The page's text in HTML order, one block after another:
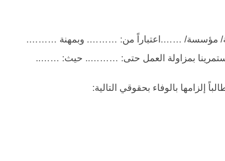
مؤسسة/ …….اعتباراً من: ………. وبمهنة ……….
بمزاولة العمل حتى: ……….. حيث: ……..
إلزامها بالوفاء بحقوقي التالية: